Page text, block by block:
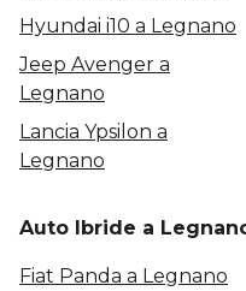
Hyundai i10 a Legnano
Jeep Avenger a
Legnano
Lancia Ypsilon a
Legnano
Auto Ibride a
Fiat Panda a Legnano